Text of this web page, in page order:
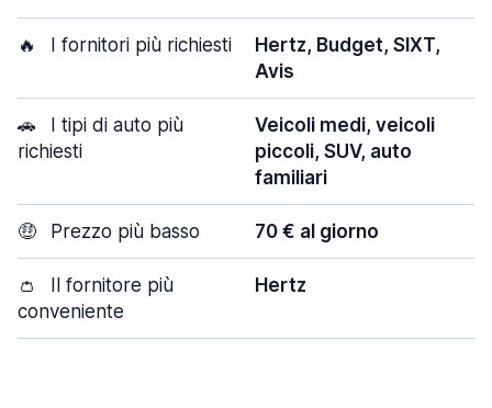
🔥 I fornitori più richiesti
Hertz, Budget, SIXT,
Avis
🚗
I tipi di auto più
richiesti
Veicoli medi, veicoli
piccoli, SUV, auto
familiari
🤑 Prezzo più basso 70 € al giorno
👛
Il fornitore più
conveniente
Hertz